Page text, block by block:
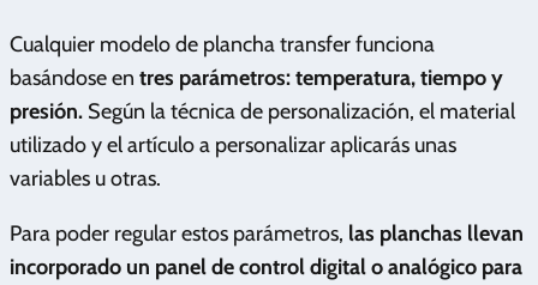
Cualquier modelo de plancha transfer funciona
basándose en tres parámetros: temperatura, tiempo y
presión. Según la técnica de personalización, el material
utilizado y el artículo a personalizar aplicarás unas
variables u otras.
Para poder regular estos parámetros, las planchas llevan
incorporado un panel de control digital o analógico para